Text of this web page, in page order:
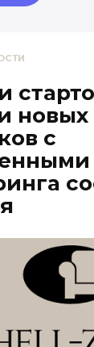
новых
с